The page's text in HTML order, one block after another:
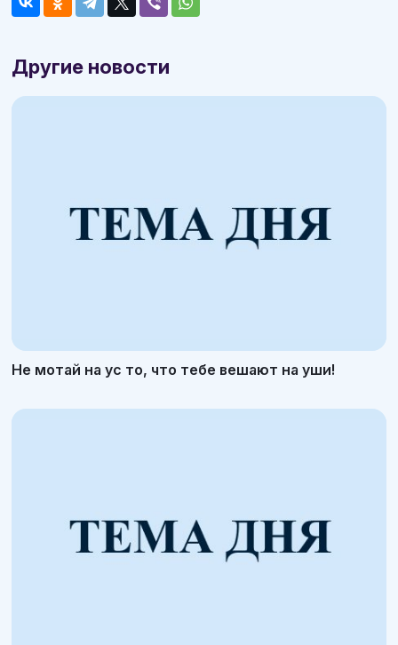
Другие новости
Не мотай на ус то, что тебе вешают на уши!